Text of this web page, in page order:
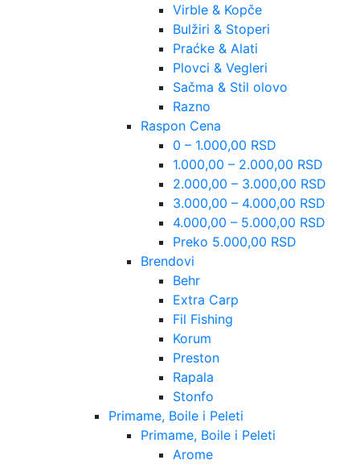
Virble & Kopče
Bulžiri & Stoperi
Praćke & Alati
Plovci & Vegleri
Sačma & Stil olovo
Razno
Raspon Cena
0 – 1.000,00 RSD
1.000,00 – 2.000,00 RSD
2.000,00 – 3.000,00 RSD
3.000,00 – 4.000,00 RSD
4.000,00 – 5.000,00 RSD
Preko 5.000,00 RSD
Brendovi
Behr
Extra Carp
Fil Fishing
Korum
Preston
Rapala
Stonfo
Primame, Boile i Peleti
Primame, Boile i Peleti
Arome